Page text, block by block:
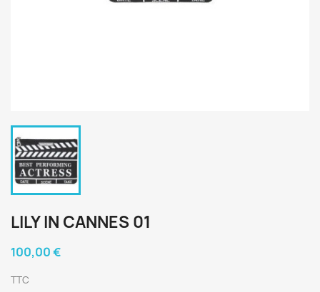
LILY IN CANNES 01
100,00 €
TTC